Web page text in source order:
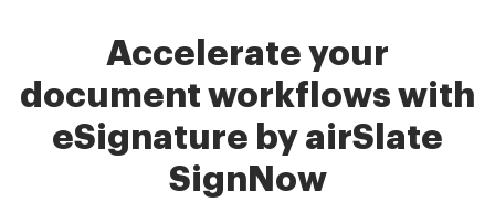
Accelerate your
document workflows with
eSignature by airSlate
SignNow